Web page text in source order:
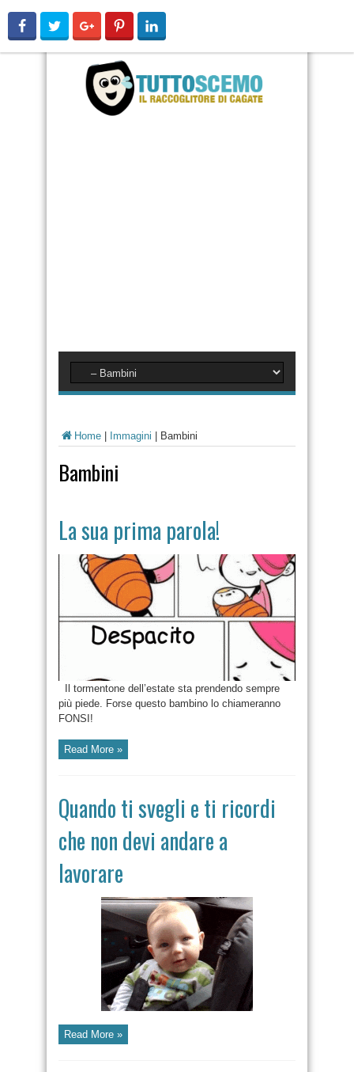
Home Immagini Bambini
Bambini
La sua prima parola!
Il tormentone dell’estate sta prendendo sempre
più piede. Forse questo bambino lo chiameranno
FONSI!
Read More »
Quando ti svegli e ti ricordi
che non devi andare a
lavorare
Read More »